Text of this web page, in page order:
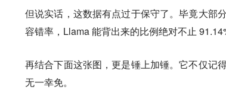
但说实话，这数据有点过于保守了。毕竟大部
容错率，Llama 能背出来的比例绝对不止
再结合下面这张图，更是锤上加锤。它不仅记
无一幸免。